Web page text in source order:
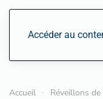
Accéder au
Accueil Réveillons